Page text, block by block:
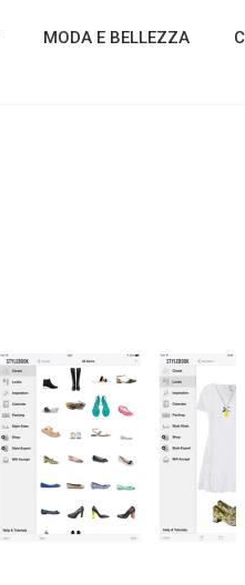
MODA E BELLEZZA